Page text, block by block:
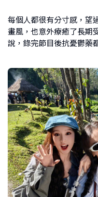
每個人都很有分寸感，望
畫風，也意外療癒了長期
說，錄完節目後抗憂鬱藥